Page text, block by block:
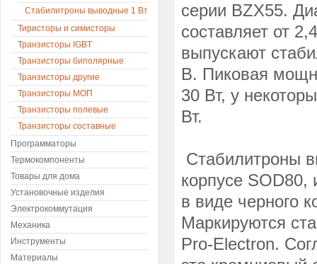
серии BZX55.
составляет от
выпускают
В. Пиковая
30 Вт, у
Вт.
Стабилитроны
корпусе SOD80,
в виде черного
Маркируются
Pro-Electron.
Стабилитроны выводные 1 Вт
Тиристоры и симисторы
Транзисторы IGBT
Транзисторы биполярные
Транзисторы другие
Транзисторы МОП
Транзисторы полевые
Транзисторы составные
Программаторы
Термокомпоненты
Товары для дома
Установочные изделия
Электрокоммутация
Механика
Инструменты
Материалы